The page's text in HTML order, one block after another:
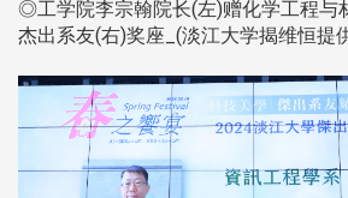
◎工学院李宗翰院长(左)赠化学工程与
杰出系友(右)奖座_(淡江大学揭维恒提